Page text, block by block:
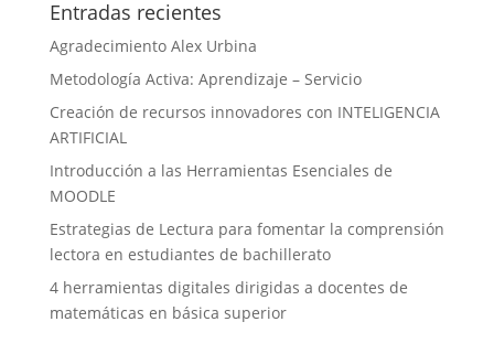
Entradas recientes
Agradecimiento Alex Urbina
Metodología Activa: Aprendizaje – Servicio
Creación de recursos innovadores con INTELIGENCIA
ARTIFICIAL
Introducción a las Herramientas Esenciales de
MOODLE
Estrategias de Lectura para fomentar la comprensión
lectora en estudiantes de bachillerato
4 herramientas digitales dirigidas a docentes de
matemáticas en básica superior